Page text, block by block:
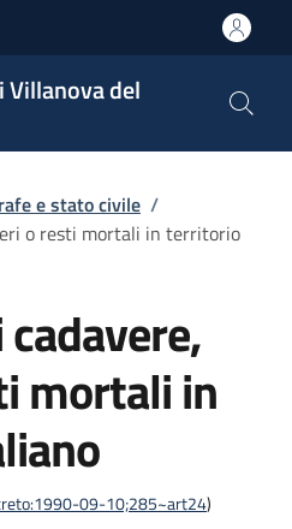
Villanova del
e stato civile /
o resti mortali in territorio
mortali in
09-10;285~art24)